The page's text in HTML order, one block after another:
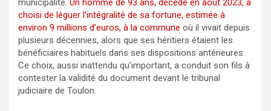
municipalité. Un homme de 93 ans, décédé en août 2023, a
choisi de léguer l’intégralité de sa fortune, estimée à
environ 9 millions d’euros, à la commune où il vivait depuis
plusieurs décennies, alors que ses héritiers étaient les
bénéficiaires habituels dans ses dispositions antérieures.
Ce choix, aussi inattendu qu’important, a conduit son fils à
contester la validité du document devant le tribunal
judiciaire de Toulon.